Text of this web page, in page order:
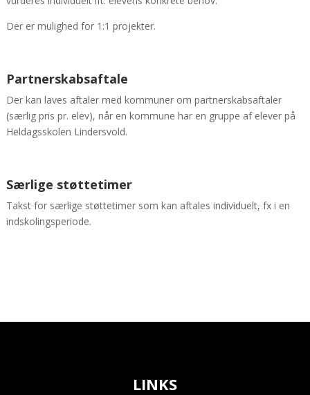
Der er mulighed for 1:1 projekter.
Partnerskabsaftale
Der kan laves aftaler med kommuner om partnerskabsaftaler
(særlig pris pr. elev), når en kommune har en gruppe af elever på
Heldagsskolen Lindersvold.
Særlige støttetimer
Takst for særlige støttetimer som kan aftales individuelt, fx i en
indskolingsperiode.
LINKS